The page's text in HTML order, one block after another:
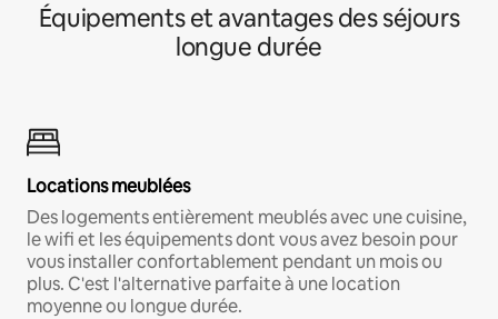
Équipements et avantages des séjours
longue durée
Locations meublées
Des logements entièrement meublés avec une cuisine,
le wifi et les équipements dont vous avez besoin pour
vous installer confortablement pendant un mois ou
plus. C'est l'alternative parfaite à une location
moyenne ou longue durée.